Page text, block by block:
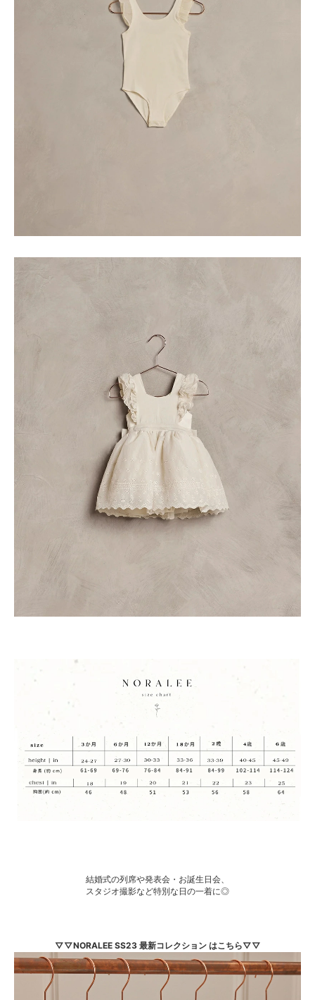
結婚式の列席や発表会・お誕生日会、
スタジオ撮影など特別な日の一着に◎
▽▽NORALEE SS23 最新コレクション はこちら▽▽